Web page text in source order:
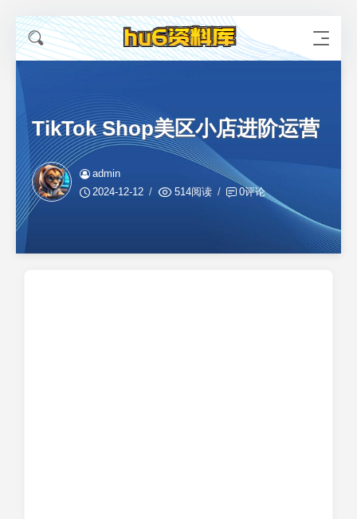
TikTok Shop美区小店进阶运营
admin
2024-12-12
514阅读 0评论